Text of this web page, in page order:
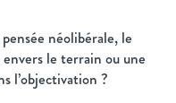
néolibérale, le
le terrain ou une
l’objectivation ?